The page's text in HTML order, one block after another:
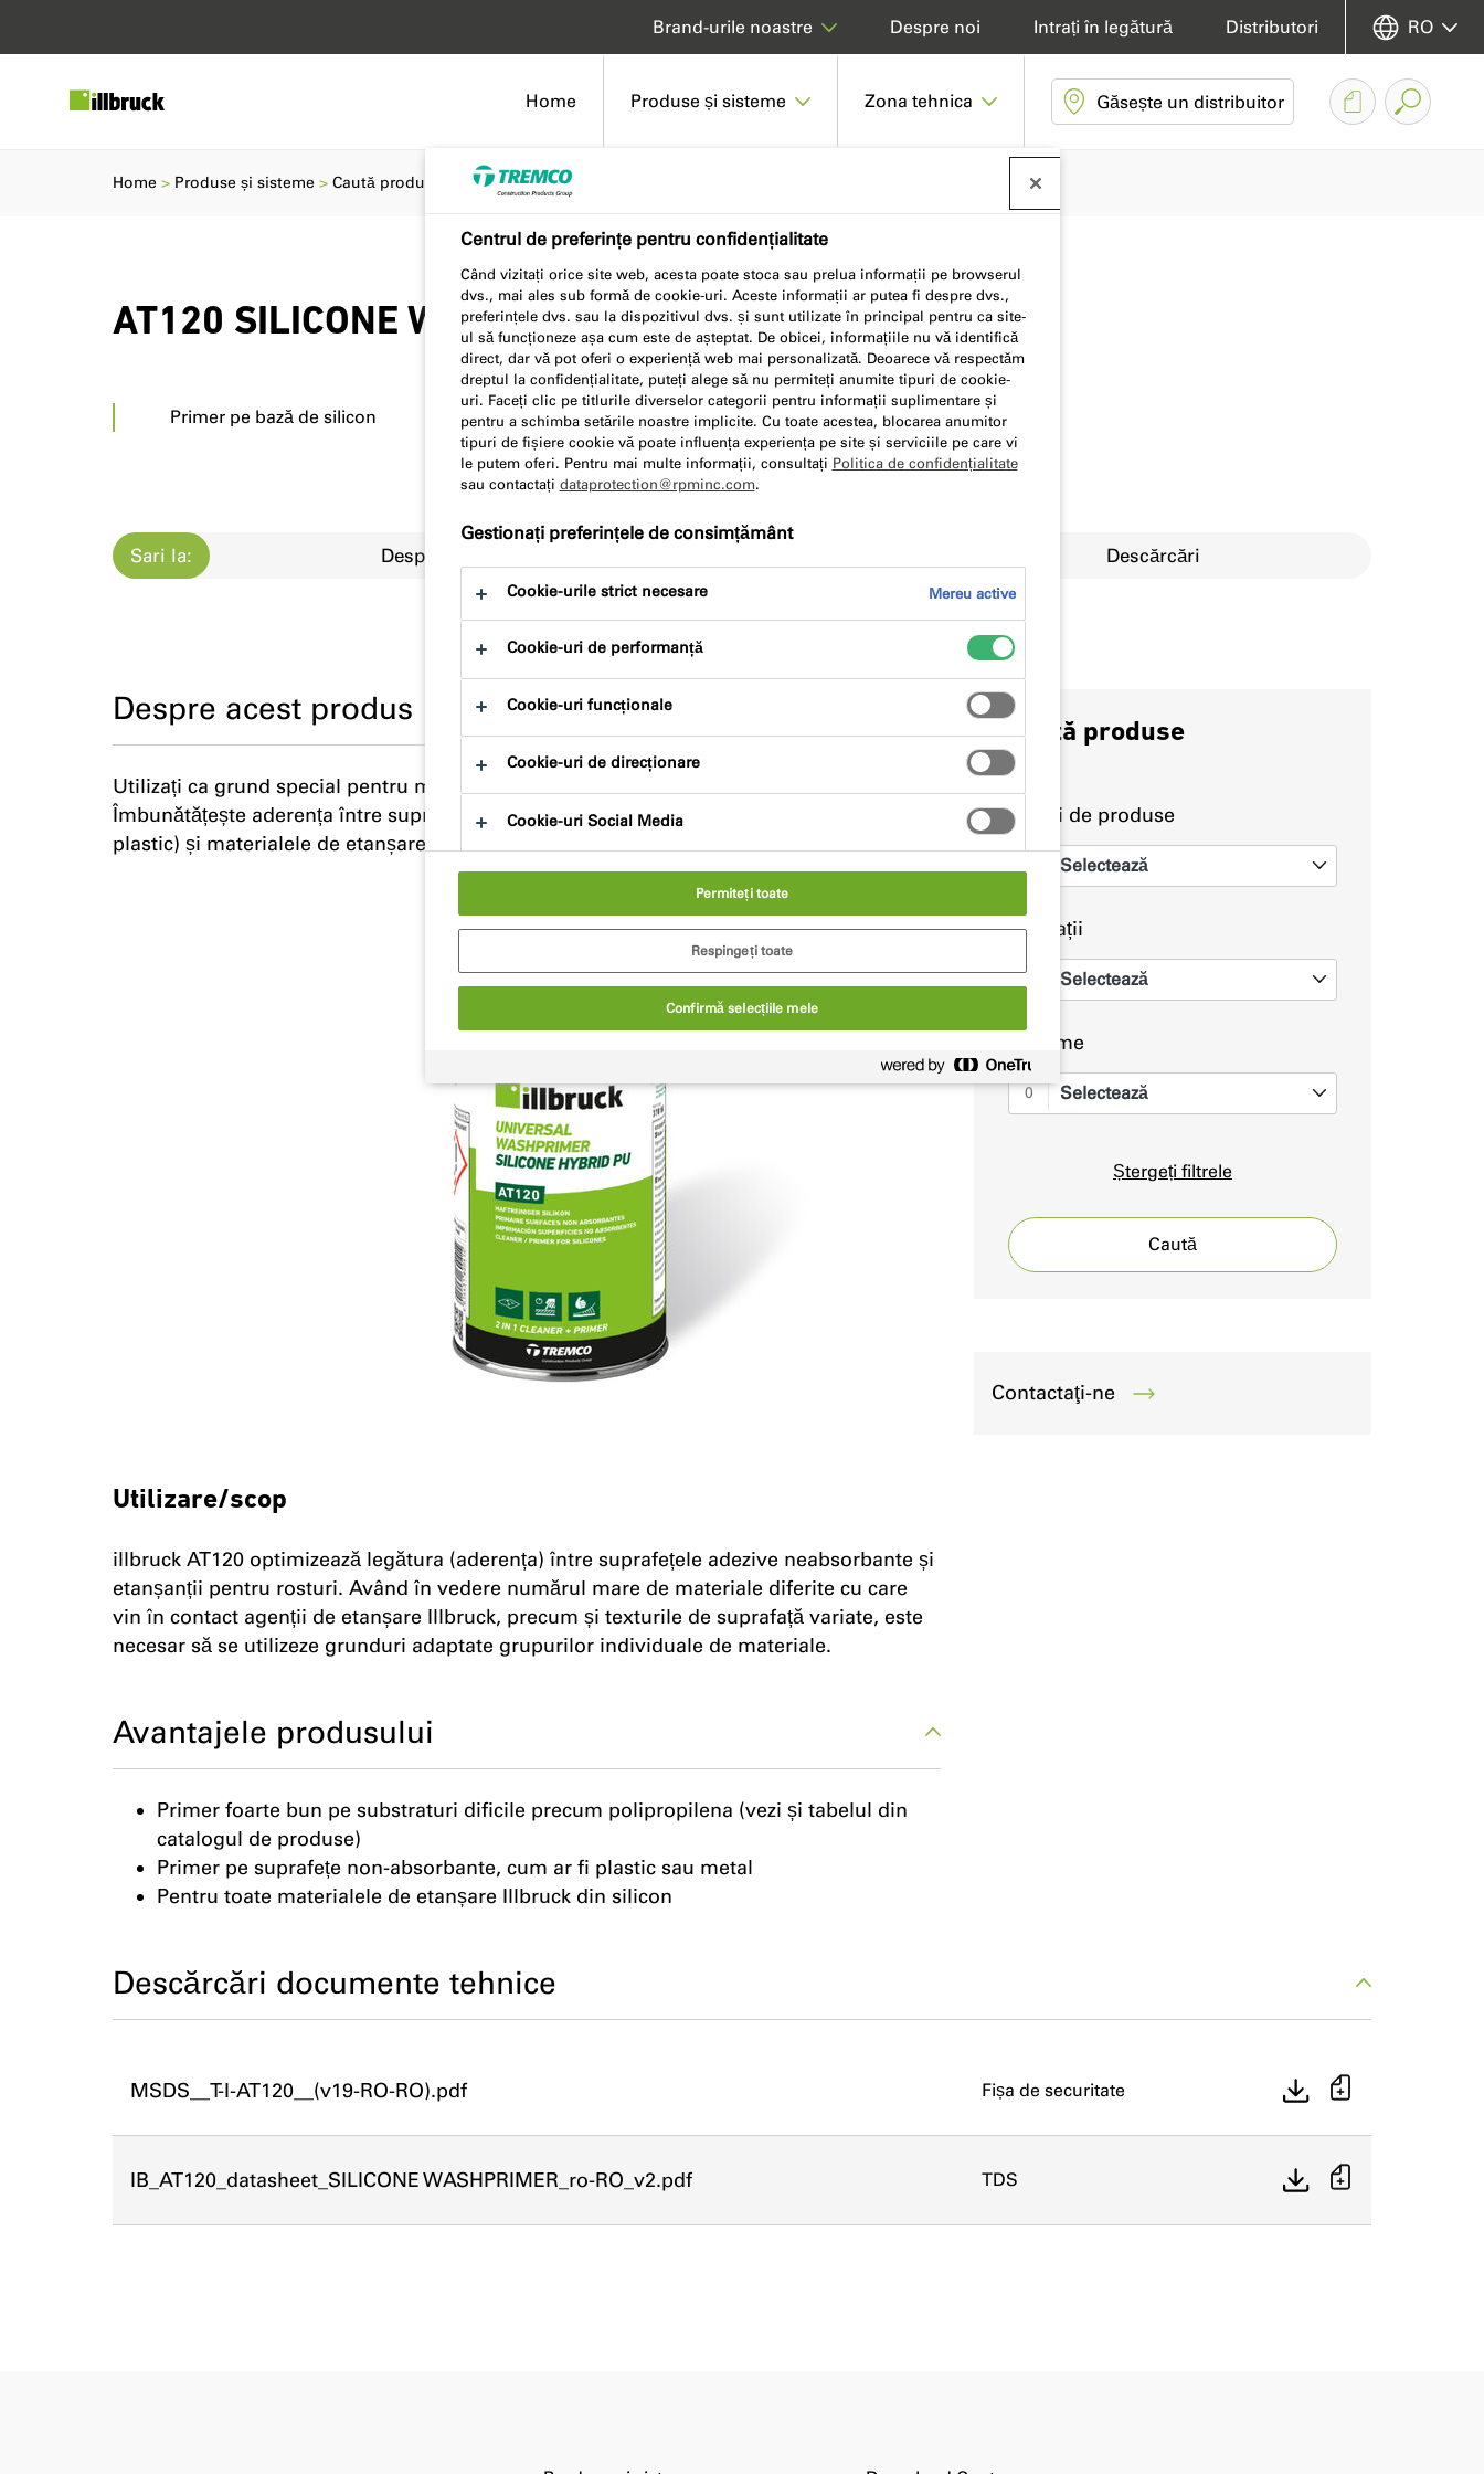
Home Produse și sisteme Zona tehnica Găsește un distribuitor
Despre noi Intrați în legătură Distributori
Brand-urile noastre RO
AT120 SILICONE WASHPRIMER
Primer pe bază de silicon
Home Produse și sisteme Caută produse AT120 SILICONE WASHPRIMER
Sari la: Despre Descărcări
Caută produse
Tipuri de produse
Selectează
Aplicații
0 Selectează
Sisteme
0 Selectează
Ștergeți filtrele
Caută
Contactaţi-ne
Despre acest produs
Utilizați ca grund special pentru materiale problematice, de ex. polipropilena.
Îmbunătățește aderența între suprafețele adezive neporoase (de exemplu, metal, sticlă,
plastic) și materialele de etanșare cu silicon Illbruck.
Utilizare/scop
illbruck AT120 optimizează legătura (aderența) între suprafețele adezive neabsorbante și
etanșanții pentru rosturi. Având în vedere numărul mare de materiale diferite cu care
vin în contact agenții de etanșare Illbruck, precum și texturile de suprafață variate, este
necesar să se utilizeze grunduri adaptate grupurilor individuale de materiale.
Avantajele produsului
Primer foarte bun pe substraturi dificile precum polipropilena (vezi și tabelul din
catalogul de produse)
Primer pe suprafețe non-absorbante, cum ar fi plastic sau metal
Pentru toate materialele de etanșare Illbruck din silicon
Descărcări documente tehnice
MSDS__T-I-AT120__(v19-RO-RO).pdf Fișa de securitate
IB_AT120_datasheet_SILICONE WASHPRIMER_ro-RO_v2.pdf TDS
Centrul de preferințe pentru confidențialitate
Când vizitați orice site web, acesta poate stoca sau prelua informații pe browserul
dvs., mai ales sub formă de cookie-uri. Aceste informații ar putea fi despre dvs.,
preferințele dvs. sau la dispozitivul dvs. și sunt utilizate în principal pentru ca site-
ul să funcționeze așa cum este de așteptat. De obicei, informațiile nu vă identifică
direct, dar vă pot oferi o experiență web mai personalizată. Deoarece vă respectăm
dreptul la confidențialitate, puteți alege să nu permiteți anumite tipuri de cookie-
uri. Faceți clic pe titlurile diverselor categorii pentru informații suplimentare și
pentru a schimba setările noastre implicite. Cu toate acestea, blocarea anumitor
tipuri de fișiere cookie vă poate influența experiența pe site și serviciile pe care vi
le putem oferi. Pentru mai multe informații, consultați Politica de confidențialitate
sau contactați dataprotection@rpminc.com.
Gestionați preferințele de consimțământ
Cookie-urile strict necesare Mereu active
Cookie-uri de performanță
Cookie-uri funcționale
Cookie-uri de direcționare
Cookie-uri Social Media
Permiteți toate
Respingeți toate
Confirmă selecțiile mele